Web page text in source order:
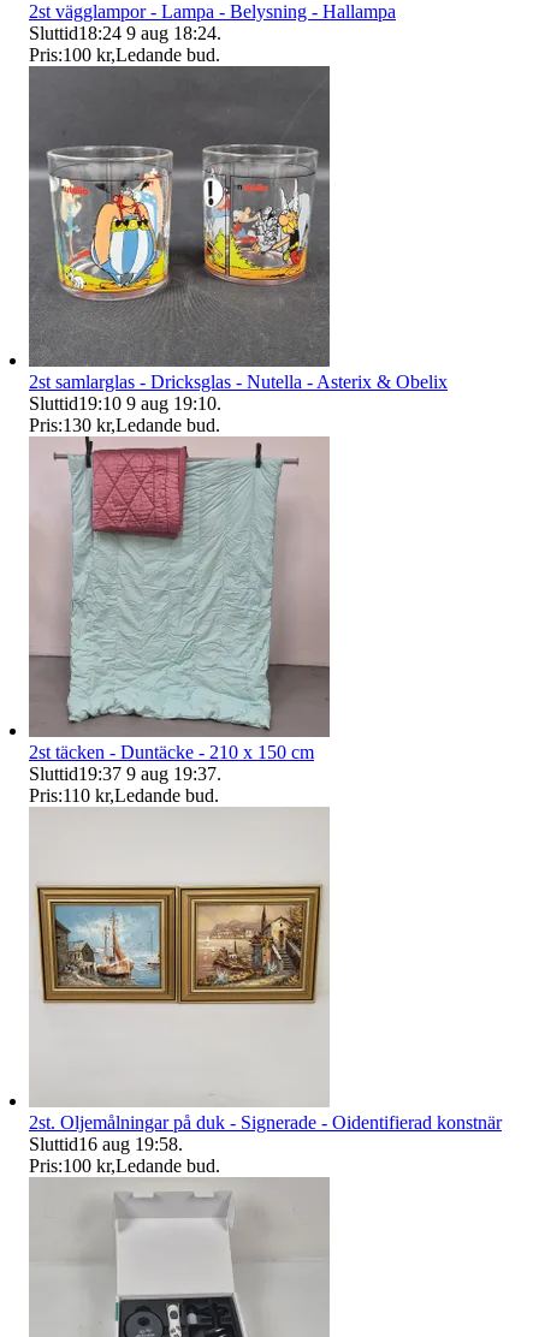
2st vägglampor - Lampa - Belysning - Hallampa
Sluttid18:24 9 aug 18:24.
Pris:100 kr,Ledande bud.
2st samlarglas - Dricksglas - Nutella - Asterix & Obelix
Sluttid19:10 9 aug 19:10.
Pris:130 kr,Ledande bud.
2st täcken - Duntäcke - 210 x 150 cm
Sluttid19:37 9 aug 19:37.
Pris:110 kr,Ledande bud.
2st. Oljemålningar på duk - Signerade - Oidentifierad konstnär
Sluttid16 aug 19:58.
Pris:100 kr,Ledande bud.